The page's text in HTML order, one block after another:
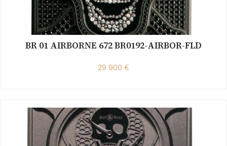
BR 01 AIRBORNE 672 BR0192-AIRBOR-FLD
29 900 €